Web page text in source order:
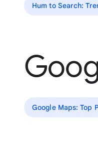
Hum to Search:
Google Maps: Top